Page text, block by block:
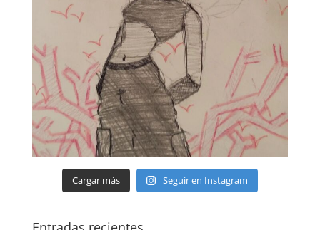
Cargar más Seguir en Instagram